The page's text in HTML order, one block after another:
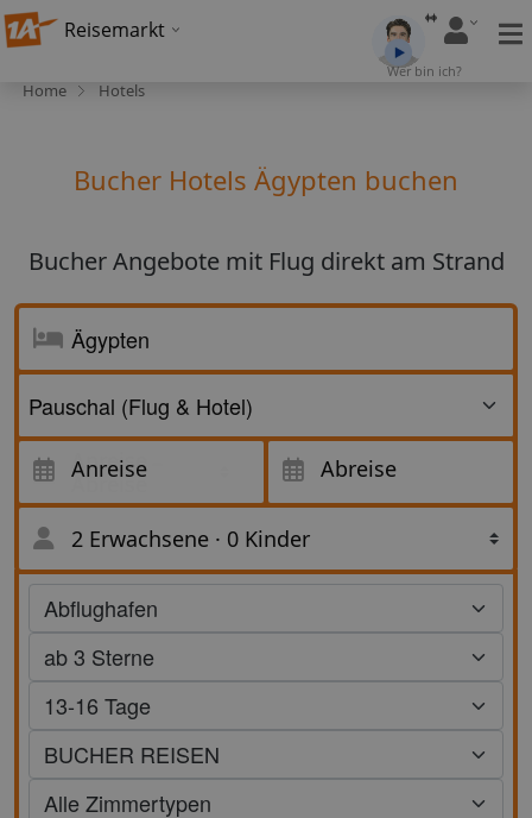
Reisemarkt
Wer bin ich?
Home Hotels
Bucher Hotels Ägypten buchen
Bucher Angebote mit Flug direkt am Strand
Anreise
Abreise
Anreise Abreise
2 Erwachsene · 0 Kinder
Suche